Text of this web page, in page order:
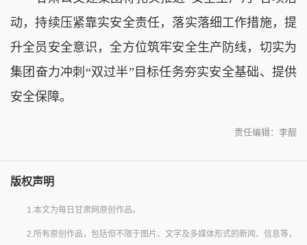
动，持续压紧靠实安全责任，落实落细工作措施，提
升全员安全意识，全方位筑牢安全生产防线，切实为
集团奋力冲刺 “双过半”目标任务夯实安全基础、 提供
安全保障。
责任编辑：李靓
版权声明
1.本文为每日甘肃网原创作品。
2.所有原创作品，包括但不限于图片、文字及多媒体形式的新闻、信息等，